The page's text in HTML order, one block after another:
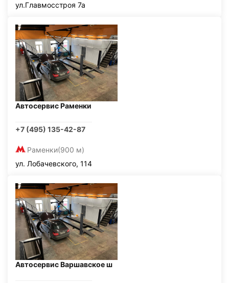
ул.Главмосстроя 7а
Автосервис Раменки
+7 (495) 135-42-87
Раменки(900 м)
ул. Лобачевского, 114
Автосервис Варшавское ш